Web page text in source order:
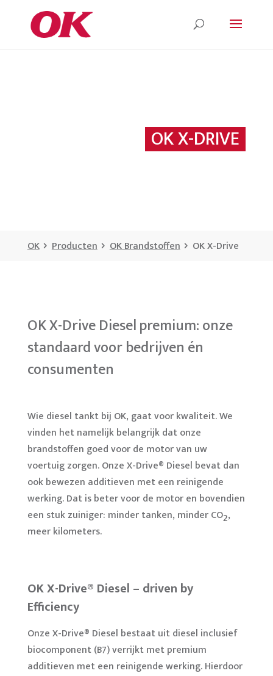
OK X-DRIVE
OK Producten OK Brandstoffen OK X-Drive
OK X-Drive Diesel premium: onze
standaard voor bedrijven én
consumenten
Wie diesel tankt bij OK, gaat voor kwaliteit. We
vinden het namelijk belangrijk dat onze
brandstoffen goed voor de motor van uw
voertuig zorgen. Onze X-Drive® Diesel bevat dan
ook bewezen additieven met een reinigende
werking. Dat is beter voor de motor en bovendien
een stuk zuiniger: minder tanken, minder CO2,
meer kilometers.
OK X-Drive® Diesel – driven by
Efficiency
Onze X-Drive® Diesel bestaat uit diesel inclusief
biocomponent (B7) verrijkt met premium
additieven met een reinigende werking. Hierdoor